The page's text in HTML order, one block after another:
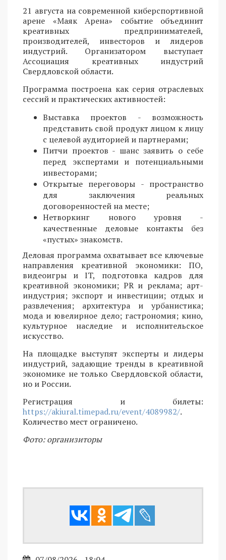
21 августа на современной киберспортивной
арене «Маяк Арена» событие объединит
креативных предпринимателей,
производителей, инвесторов и лидеров
индустрий. Организатором выступает
Ассоциация креативных индустрий
Свердловской области.
Программа построена как серия отраслевых
сессий и практических активностей:
Выставка проектов - возможность
представить свой продукт лицом к лицу
с целевой аудиторией и партнерами;
Питчи проектов - шанс заявить о себе
перед экспертами и потенциальными
инвесторами;
Открытые переговоры - пространство
для заключения реальных
договоренностей на месте;
Нетворкинг нового уровня -
качественные деловые контакты без
«пустых» знакомств.
Деловая программа охватывает все ключевые
направления креативной экономики: ПО,
видеоигры и IT, подготовка кадров для
креативной экономики; PR и реклама; арт-
индустрия; экспорт и инвестиции; отдых и
развлечения; архитектура и урбанистика;
мода и ювелирное дело; гастрономия; кино,
культурное наследие и исполнительское
искусство.
На площадке выступят эксперты и лидеры
индустрий, задающие тренды в креативной
экономике не только Свердловской области,
но и России.
Регистрация и билеты:
https://akiural.timepad.ru/event/4089982/.
Количество мест ограничено.
Фото: организиторы